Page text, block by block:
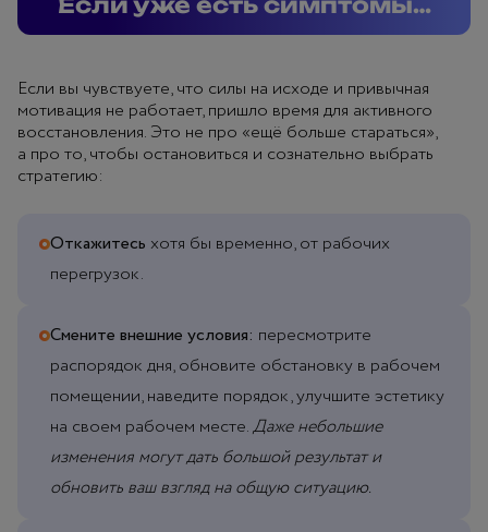
Если вы чувствуете, что силы на исходе и привычная
мотивация не работает, пришло время для активного
восстановления. Это не про «ещё больше стараться»,
а про то, чтобы остановиться и сознательно выбрать
стратегию:
Откажитесь хотя бы временно, от рабочих
перегрузок.
Смените внешние условия: пересмотрите
распорядок дня, обновите обстановку в рабочем
помещении, наведите порядок, улучшите эстетику
на своем рабочем месте.Даже небольшие
изменения могут дать большой результат и
обновить ваш взгляд на общую ситуацию.